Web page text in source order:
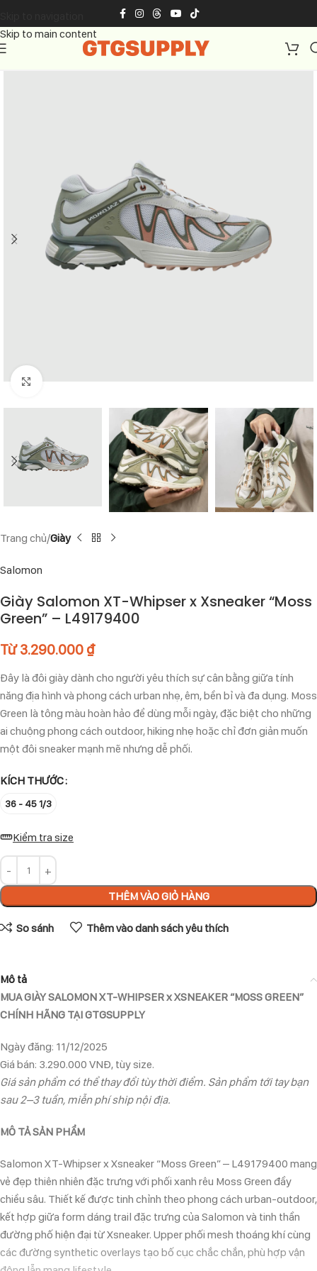
Skip to main content
Click to enlarge
Trang chủ Giày
Salomon
Giày Salomon XT-Whipser x Xsneaker “Moss
Green” – L49179400
Từ3.290.000 ₫
Đây là đôi giày dành cho người yêu thích sự cân bằng giữa tính
năng địa hình và phong cách urban nhẹ, êm, bền bỉ và đa dụng. Moss
Green là tông màu hoàn hảo để dùng mỗi ngày, đặc biệt cho những
ai chuộng phong cách outdoor, hiking nhẹ hoặc chỉ đơn giản muốn
một đôi sneaker mạnh mẽ nhưng dễ phối.
KÍCH THƯỚC
36 - 45 1/3
Kiểm tra size
THÊM VÀO GIỎ HÀNG
So sánh Thêm vào danh sách yêu thích
Mô tả
MUA GIÀY SALOMON XT-WHIPSER x XSNEAKER “MOSS GREEN”
CHÍNH HÃNG TẠI GTGSUPPLY
Ngày đăng: 11/12/2025
Giá bán: 3.290.000 VNĐ, tùy size.
Giá sản phẩm có thể thay đổi tùy thời điểm. Sản phẩm tới tay bạn
sau 2–3 tuần, miễn phí ship nội địa.
MÔ TẢ SẢN PHẨM
Salomon XT-Whipser x Xsneaker “Moss Green” – L49179400 mang
vẻ đẹp thiên nhiên đặc trưng với phối xanh rêu Moss Green đầy
chiều sâu. Thiết kế được tinh chỉnh theo phong cách urban-outdoor,
kết hợp giữa form dáng trail đặc trưng của Salomon và tinh thần
đường phố hiện đại từ Xsneaker. Upper phối mesh thoáng khí cùng
các đường synthetic overlays tạo bố cục chắc chắn, phù hợp vận